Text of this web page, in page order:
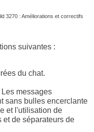
suivantes :
du chat.
messages
sans bulles encerclante
et l'utilisation de
et de séparateurs de